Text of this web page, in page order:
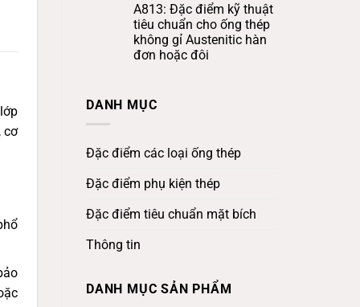
cơ
A813: Đặc điểm kỹ thuật
tiêu chuẩn cho ống thép
không gỉ Austenitic hàn
đơn hoặc đôi
DANH MỤC
Đặc điểm các loại ống thép
Đặc điểm phụ kiện thép
Đặc điểm tiêu chuẩn mặt bích
Thông tin
DANH MỤC SẢN PHẨM